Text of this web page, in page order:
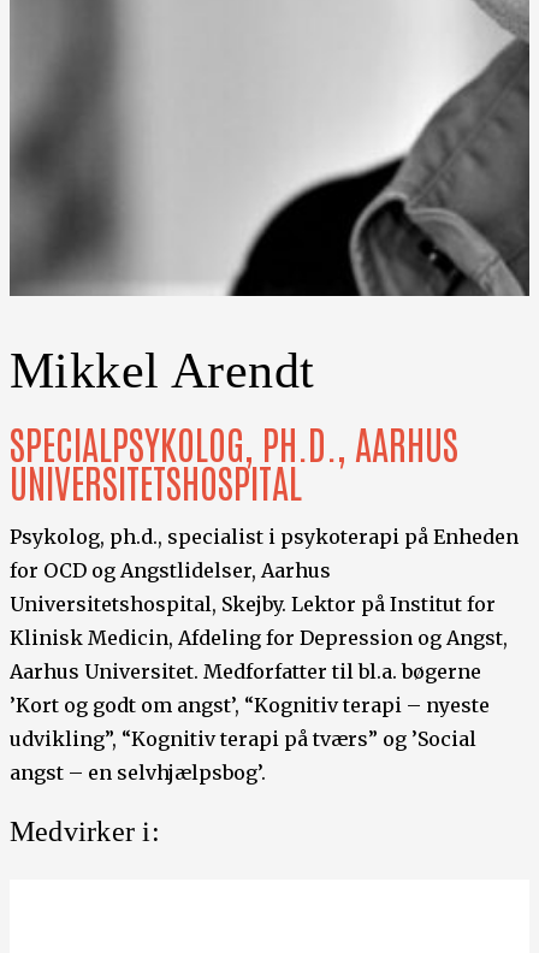
Mikkel Arendt
SPECIALPSYKOLOG, PH.D., AARHUS
UNIVERSITETSHOSPITAL
Psykolog, ph.d., specialist i psykoterapi på Enheden
for OCD og Angstlidelser, Aarhus
Universitetshospital, Skejby. Lektor på Institut for
Klinisk Medicin, Afdeling for Depression og Angst,
Aarhus Universitet. Medforfatter til bl.a. bøgerne
’Kort og godt om angst’, “Kognitiv terapi – nyeste
udvikling”, “Kognitiv terapi på tværs” og ’Social
angst – en selvhjælpsbog’.
Medvirker i: